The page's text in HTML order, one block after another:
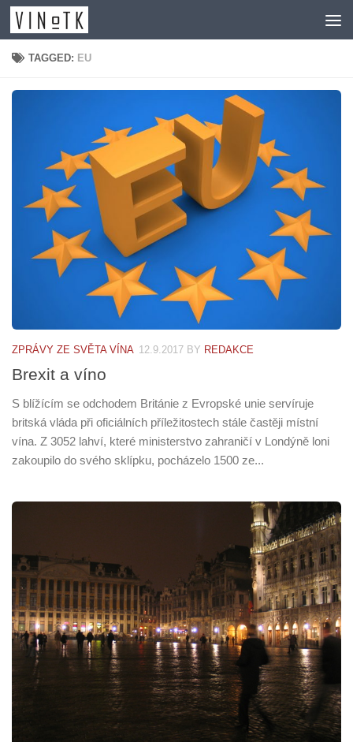
Skip to content
TAGGED: EU
ZPRÁVY ZE SVĚTA VÍNA 12.9.2017 BY REDAKCE
Brexit a víno
S blížícím se odchodem Británie z Evropské unie servíruje
britská vláda při oficiálních příležitostech stále častěji místní
vína. Z 3052 lahví, které ministerstvo zahraničí v Londýně loni
zakoupilo do svého sklípku, pocházelo 1500 ze...